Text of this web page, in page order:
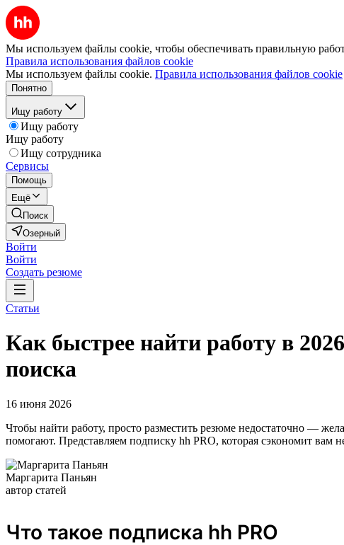
Мы используем файлы cookie, чтобы обеспечивать правильную
Правила использования файлов cookie
Мы используем файлы cookie. Правила использования файлов cookie
Понятно
Ищу работу
Ищу работу
Ищу работу
Ищу сотрудника
Сервисы
Помощь
Ещё
Поиск
Озерный
Войти
Войти
Создать резюме
Статьи
Как быстрее найти работу в
поиска
16 июня 2026
Чтобы найти работу, просто разместить резюме недостаточно —
помогают. Представляем подписку hh PRO, которая сэкономит вам
Маргарита Паньян
автор статей
Что такое подписка hh PRO